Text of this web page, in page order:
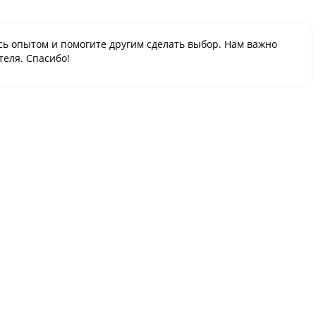
опытом и помогите другим сделать выбор. Нам важно
Спасибо!